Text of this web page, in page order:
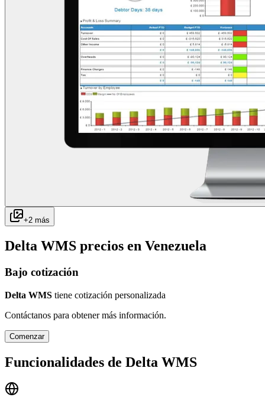
+2 más
Delta WMS precios en Venezuela
Bajo cotización
Delta WMS tiene cotización personalizada
Contáctanos para obtener más información.
Comenzar
Funcionalidades de Delta WMS